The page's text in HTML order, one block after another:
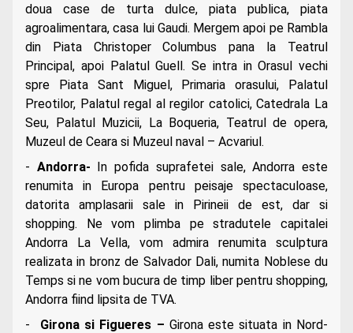
doua case de turta dulce, piata publica, piata
agroalimentara, casa lui Gaudi. Mergem apoi pe Rambla
din Piata Christoper Columbus pana la Teatrul
Principal, apoi Palatul Guell. Se intra in Orasul vechi
spre Piata Sant Miguel, Primaria orasului, Palatul
Preotilor, Palatul regal al regilor catolici, Catedrala La
Seu, Palatul Muzicii, La Boqueria, Teatrul de opera,
Muzeul de Ceara si Muzeul naval – Acvariul.
- Andorra- In pofida suprafetei sale, Andorra este
renumita in Europa pentru peisaje spectaculoase,
datorita amplasarii sale in Pirineii de est, dar si
shopping. Ne vom plimba pe stradutele capitalei
Andorra La Vella, vom admira renumita sculptura
realizata in bronz de Salvador Dali, numita Noblese du
Temps si ne vom bucura de timp liber pentru shopping,
Andorra fiind lipsita de TVA.
- Girona si Figueres – Girona este situata in Nord-